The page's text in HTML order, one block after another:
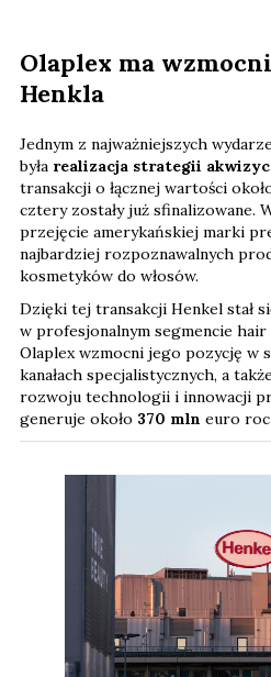
Olaplex ma
Henkla
Jednym z najważniejszych
była realizacja strategii
transakcji o łącznej wartości
cztery zostały już sfinalizowane.
przejęcie amerykańskiej marki
najbardziej rozpoznawalnych
kosmetyków do włosów.
Dzięki tej transakcji Henkel stał
w profesjonalnym segmencie hair
Olaplex wzmocni jego pozycję w
kanałach specjalistycznych, a
rozwoju technologii i innowacji
generuje około 370 mln euro